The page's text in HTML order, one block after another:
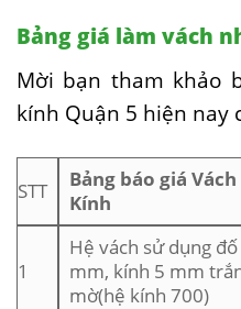
Bảng giá làm vách
Mời bạn tham khảo
kính Quận 5 hiện nay
STT
Bảng báo giá
Kính
1
Hệ vách sử dụng
mm, kính 5 mm
mờ(hệ kính 700)